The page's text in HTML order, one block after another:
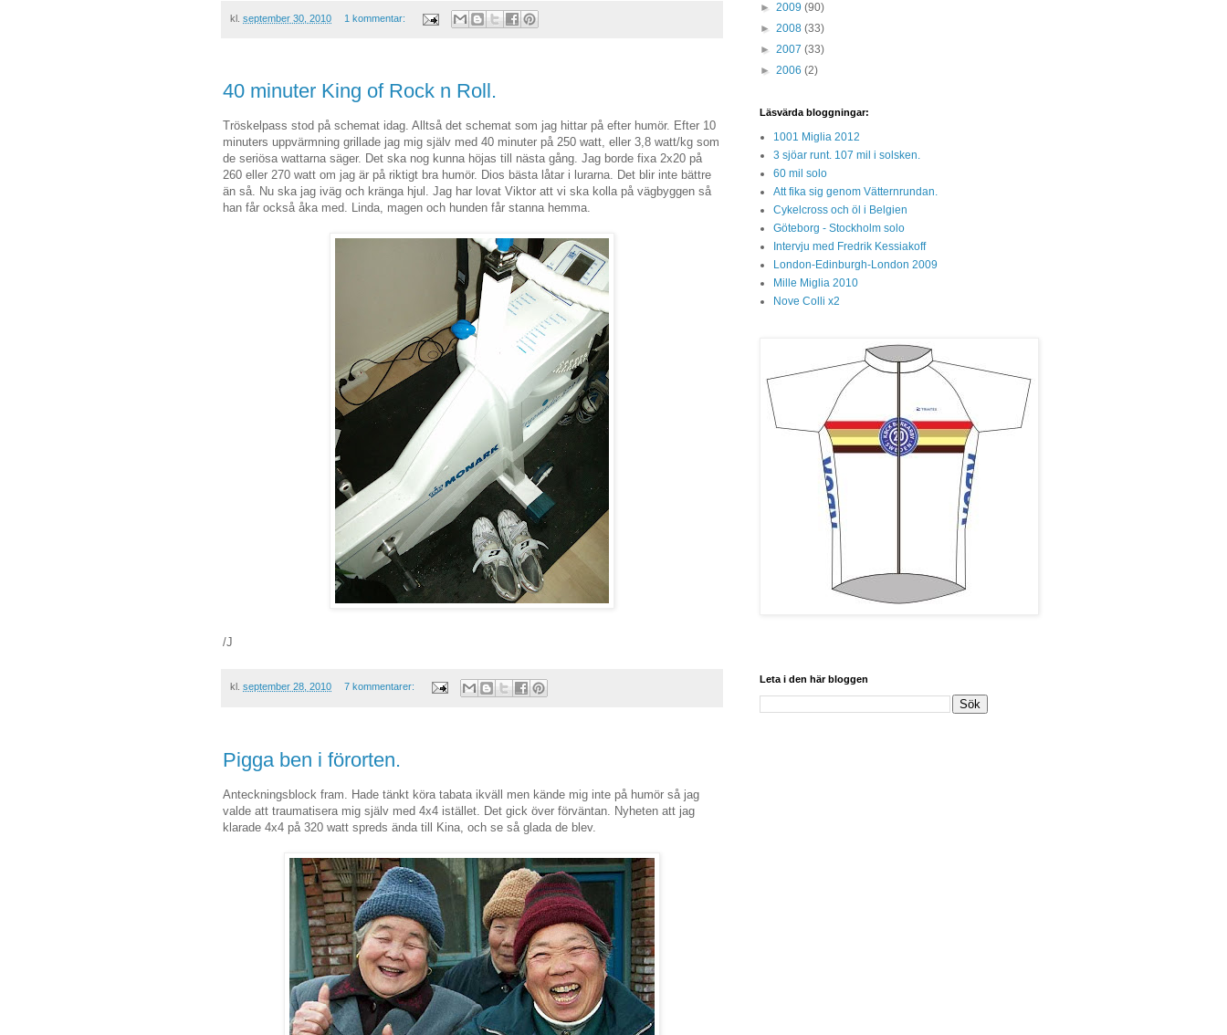
kl. september 30, 2010 1 kommentar:
40 minuter King of Rock n Roll.
Tröskelpass stod på schemat idag. Alltså det schemat som jag hittar på efter humör. Efter 10
minuters uppvärmning grillade jag mig själv med 40 minuter på 250 watt, eller 3,8 watt/kg som
de seriösa wattarna säger. Det ska nog kunna höjas till nästa gång. Jag borde fixa 2x20 på
260 eller 270 watt om jag är på riktigt bra humör. Dios bästa låtar i lurarna. Det blir inte bättre
än så. Nu ska jag iväg och kränga hjul. Jag har lovat Viktor att vi ska kolla på vägbyggen så
han får också åka med. Linda, magen och hunden får stanna hemma.
/J
kl. september 28, 2010 7 kommentarer:
Pigga ben i förorten.
Anteckningsblock fram. Hade tänkt köra tabata ikväll men kände mig inte på humör så jag
valde att traumatisera mig själv med 4x4 istället. Det gick över förväntan. Nyheten att jag
klarade 4x4 på 320 watt spreds ända till Kina, och se så glada de blev.
► 2009 (90)
► 2008 (33)
► 2007 (33)
► 2006 (2)
Läsvärda bloggningar:
1001 Miglia 2012
3 sjöar runt. 107 mil i solsken.
60 mil solo
Att fika sig genom Vätternrundan.
Cykelcross och öl i Belgien
Göteborg - Stockholm solo
Intervju med Fredrik Kessiakoff
London-Edinburgh-London 2009
Mille Miglia 2010
Nove Colli x2
Leta i den här bloggen